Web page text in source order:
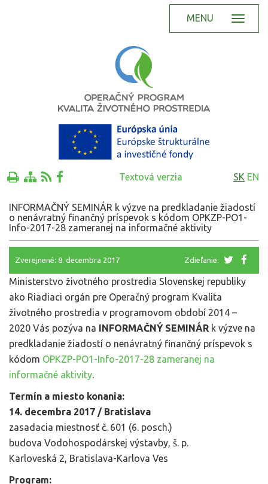
MENU
Textová verzia SK EN
INFORMAČNÝ SEMINÁR k výzve na predkladanie žiadostí
o nenávratný finančný príspevok s kódom OPKZP-PO1-
Info-2017-28 zameranej na informačné aktivity
Zverejnené: 8. decembra 2017 Zdieľanie:
Ministerstvo životného prostredia Slovenskej republiky
ako Riadiaci orgán pre Operačný program Kvalita
životného prostredia v programovom období 2014 –
2020 Vás pozýva na INFORMAČNÝ SEMINÁR k výzve na
predkladanie žiadostí o nenávratný finančný príspevok s
kódom OPKZP-PO1-Info-2017-28 zameranej na
informačné aktivity
Termín a miesto konania:
14. decembra 2017 / Bratislava
zasadacia miestnosť č. 601 (6. posch.)
budova Vodohospodárskej výstavby, š. p.
Karloveská 2, Bratislava-Karlova Ves
Program: